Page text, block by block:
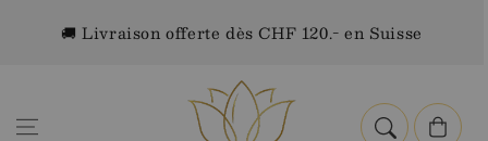
contenu🚚 Livraison offerte dès CHF 120.- en Suisse
Panier